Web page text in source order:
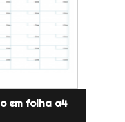
em folha a4